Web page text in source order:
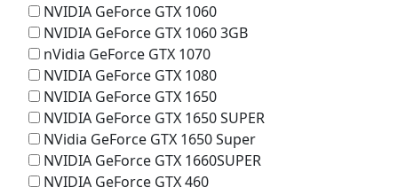
NVIDIA GeForce GTX 1060
NVIDIA GeForce GTX 1060 3GB
nVidia GeForce GTX 1070
NVIDIA GeForce GTX 1080
NVIDIA GeForce GTX 1650
NVIDIA GeForce GTX 1650 SUPER
NVidia GeForce GTX 1650 Super
NVIDIA GeForce GTX 1660SUPER
NVIDIA GeForce GTX 460